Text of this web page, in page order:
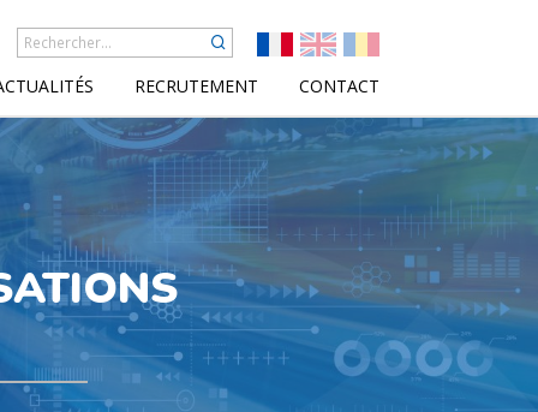
RECRUTEMENT CONTACT